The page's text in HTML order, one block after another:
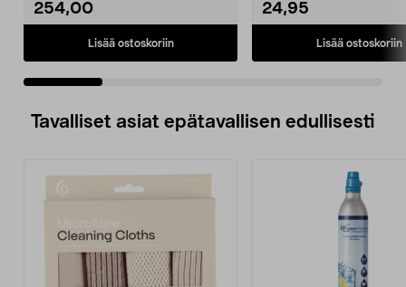
254,00
Lisää ostoskoriin
24,95
Lisää ostoskoriin
Tavalliset asiat epätavallisen edullisesti